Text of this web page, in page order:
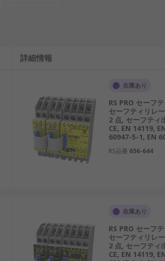
、プレス制御装置、マテハンシステム
の用途
鉄鋼業界、エネルギー分野におけるさま
保護するシステムやソリューションにおい
詳細情報
在庫あり
RS PRO セーフ
セーフティリレ
2 点, セーフティ
CE, EN 14119,
60947-5-1, EN
RS品番 656-644
在庫あり
RS PRO セーフ
セーフティリレ
2 点, セーフティ
CE, EN 14119,